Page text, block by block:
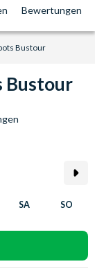
Bewertungen
Bustour
Bustour
SA SO